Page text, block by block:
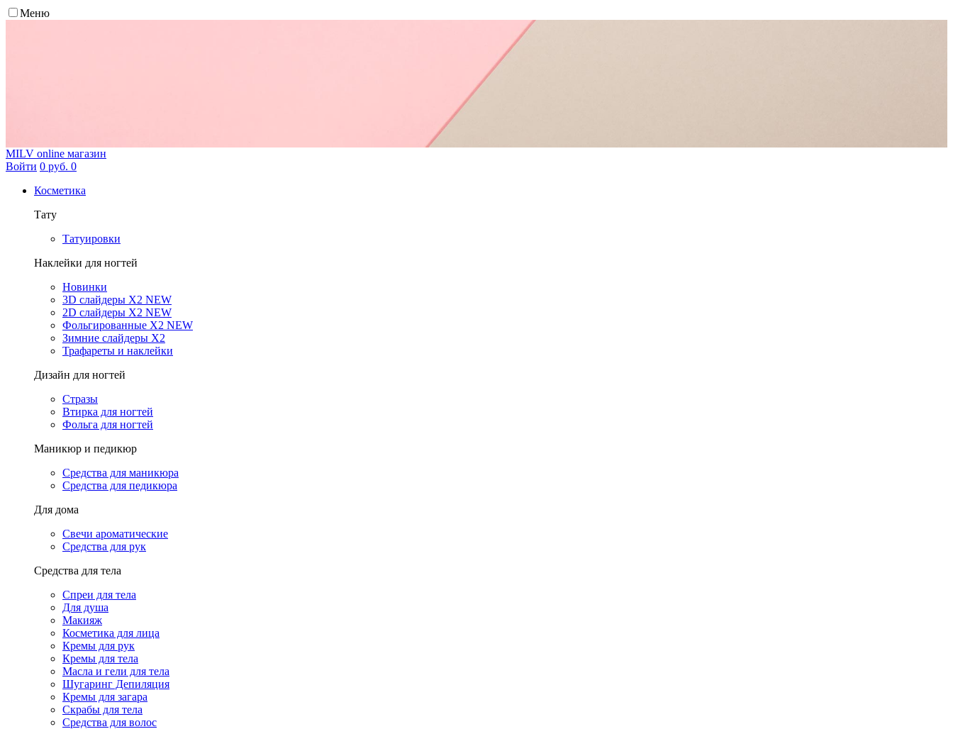
Меню
MILV online магазин
Войти 0 руб. 0
Косметика
Тату
Татуировки
Наклейки для ногтей
Новинки
3D слайдеры X2 NEW
2D слайдеры X2 NEW
Фольгированные X2 NEW
Зимние слайдеры Х2
Трафареты и наклейки
Дизайн для ногтей
Стразы
Втирка для ногтей
Фольга для ногтей
Маникюр и педикюр
Средства для маникюра
Средства для педикюра
Для дома
Свечи ароматические
Средства для рук
Средства для тела
Спреи для тела
Для душа
Макияж
Косметика для лица
Кремы для рук
Кремы для тела
Масла и гели для тела
Шугаринг Депиляция
Кремы для загара
Скрабы для тела
Средства для волос